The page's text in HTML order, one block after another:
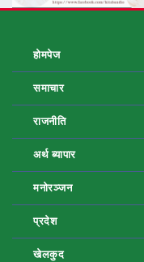
होमपेज
समाचार
राजनीति
अर्थ ब्यापार
मनोरञ्जन
प्रदेश
खेलकुद